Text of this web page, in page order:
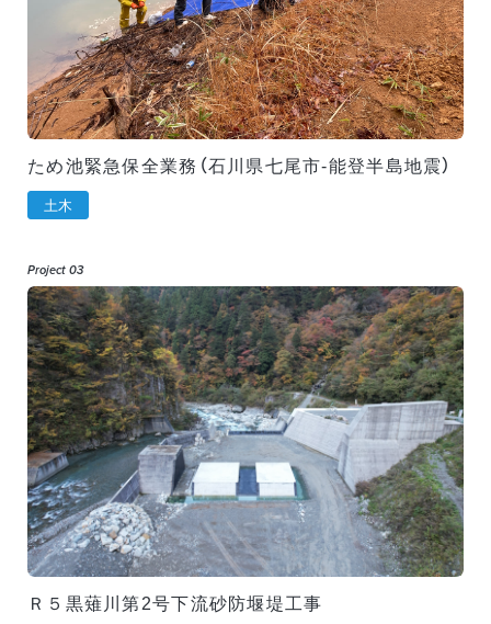
ため池緊急保全業務（石川県七尾市-能登半島地震）
土木
Project 03
Ｒ５黒薙川第2号下流砂防堰堤工事